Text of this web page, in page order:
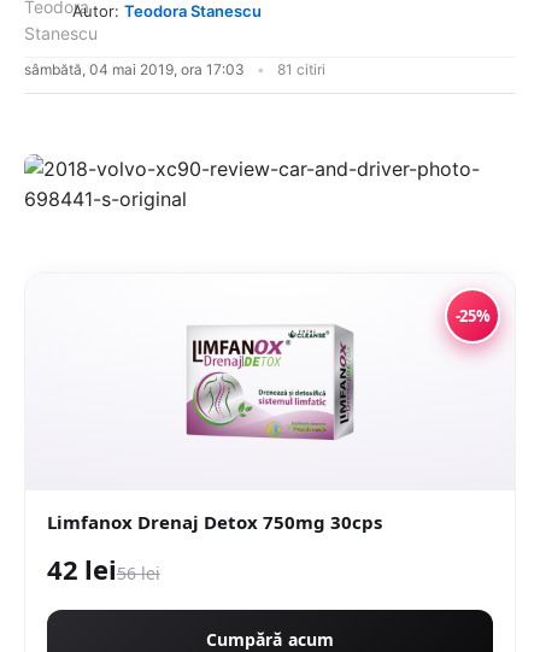
Autor: Teodora Stanescu
sâmbătă, 04 mai 2019, ora 17:03 81 citiri
-25%
Limfanox Drenaj Detox 750mg 30cps
42 lei56 lei
Cumpără acum